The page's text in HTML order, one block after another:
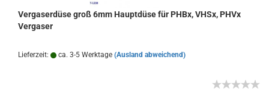
Vergaserdüse groß 6mm Hauptdüse für PHBx, VHSx, PHVx
Vergaser
Lieferzeit: ca. 3-5 Werktage (Ausland abweichend)